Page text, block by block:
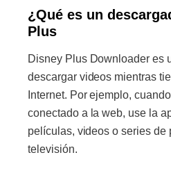
¿Qué es un
Plus
Disney Plus Downloader es
descargar videos mientras
Internet. Por ejemplo,
conectado a la web, use la
películas, videos o series de
televisión.